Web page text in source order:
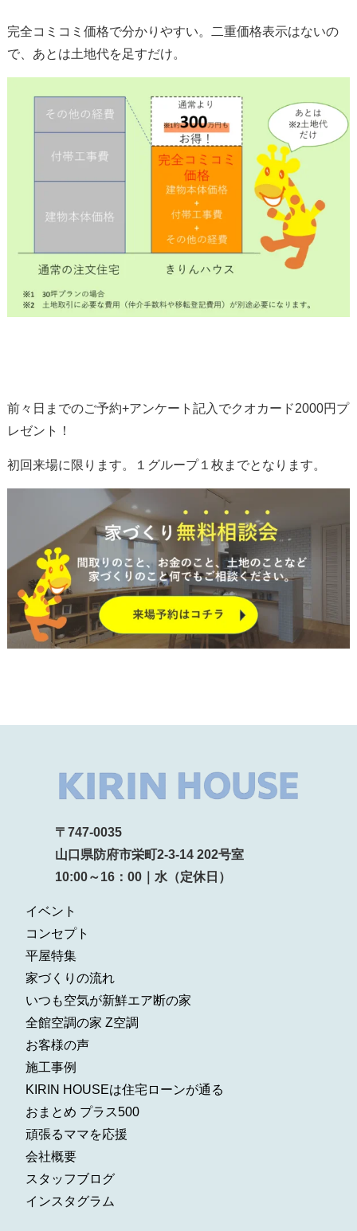
完全コミコミ価格で分かりやすい。二重価格表示はないの
で、あとは土地代を足すだけ。
前々日までのご予約+アンケート記入でクオカード2000円プ
レゼント！
初回来場に限ります。１グループ１枚までとなります。
〒747-0035
山口県防府市栄町2-3-14 202号室
10:00～16：00｜水（定休日）
イベント
コンセプト
平屋特集
家づくりの流れ
いつも空気が新鮮エア断の家
全館空調の家 Z空調
お客様の声
施工事例
KIRIN HOUSEは住宅ローンが通る
おまとめ プラス500
頑張るママを応援
会社概要
スタッフブログ
インスタグラム